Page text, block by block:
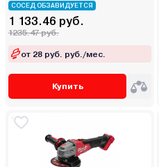
СОСЕД ОБЗАВИДУЕТСЯ
1 133.46 руб.
1235.47 руб.
от 28 руб. руб./мес.
Купить